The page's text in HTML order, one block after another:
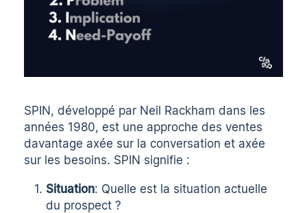
SPIN, développé par Neil Rackham dans les
années 1980, est une approche des ventes
davantage axée sur la conversation et axée
sur les besoins. SPIN signifie :
Situation: Quelle est la situation actuelle
du prospect ?